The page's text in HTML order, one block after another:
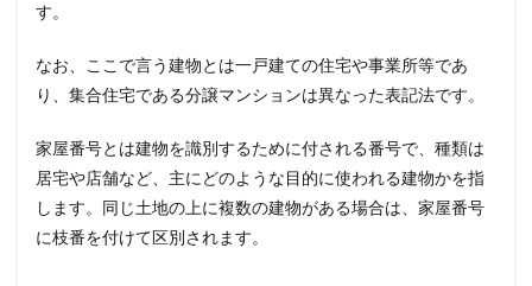
す。
なお、ここで言う建物とは一戸建ての住宅や事業所等であ
り、集合住宅である分譲マンションは異なった表記法です。
家屋番号とは建物を識別するために付される番号で、種類は
居宅や店舗など、主にどのような目的に使われる建物かを指
します。同じ土地の上に複数の建物がある場合は、家屋番号
に枝番を付けて区別されます。